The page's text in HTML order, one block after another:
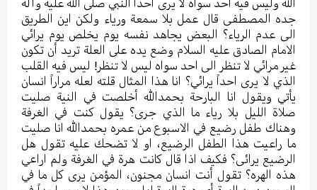
جده المصطفى قال عمل بلا سمعة ورياء ولكن اين الطريق
الى عدم الرياء؟ البعض يجاهد نفسه يوم يخلص يوم يرائي
الامام الصادق عليه السلام وضع يده على العلة تريد أن تكون
غير مرائي لا تنظر الى احد سواه ليس لا تنظر! ليس فيه القلب
الذي لا يرى احداً يرائي؟ انا هذا المثال قلته لعله مراراً انسان
يأتي ويقول انا البارحة بحمدالله أخلصت في النية صليت
صلاة الليل بلا رياء ما الذي جرى؟ يقول كنت في الغرفة
وهناك طفل رضيع في الاسبوع من عمره بحمدالله انا صليت
ما راعيت هذا الطفل الرضيع، او لا تضحك عليه تقول هل
الرضيع يرائى؟ فكيف اذا قال كانت هرة في الغرفة ولم اراعي
هذه الهره؟ تقول أنت انسان مجنون، المؤمن يرى كل ما في